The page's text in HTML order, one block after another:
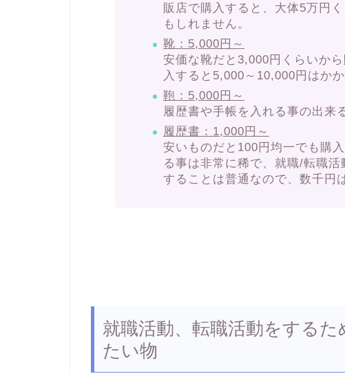
販店で購入すると、大体5万円
もしれません。
靴：5,000円～
安価な靴だと3,000円くらいか
入すると5,000～10,000円はかか
鞄：5,000円～
履歴書や手帳を入れる事の出来
履歴書：1,000円～
安いものだと100円均一でも購
る事は非常に稀で、就職/転職
することは普通なので、数千円
就職活動、転職活動をする
たい物